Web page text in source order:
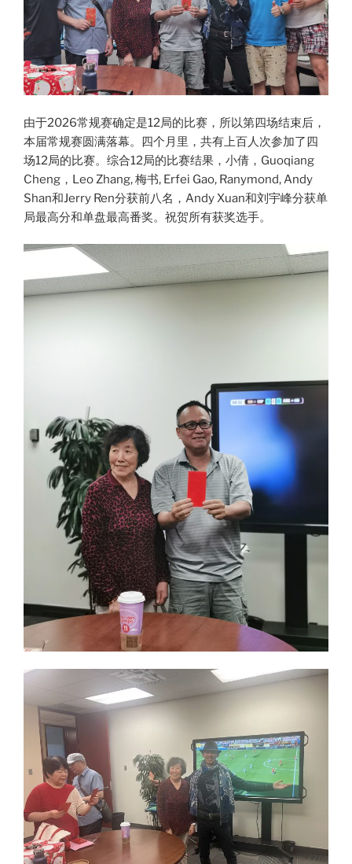
由于2026常规赛确定是12局的比赛，所以第四场结束后，
本届常规赛圆满落幕。四个月里，共有上百人次参加了四
场12局的比赛。综合12局的比赛结果，小倩，Guoqiang
Cheng，Leo Zhang, 梅书, Erfei Gao, Ranymond, Andy
Shan和Jerry Ren分获前八名，Andy Xuan和刘宇峰分获单
局最高分和单盘最高番奖。祝贺所有获奖选手。